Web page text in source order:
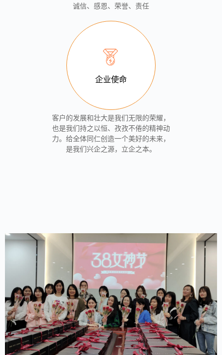
诚信、感恩、荣誉、责任
企业使命
客户的发展和壮大是我们无限的荣耀，
也是我们持之以恒、孜孜不倦的精神动
力。给全体同仁创造一个美好的未来，
是我们兴企之源，立企之本。